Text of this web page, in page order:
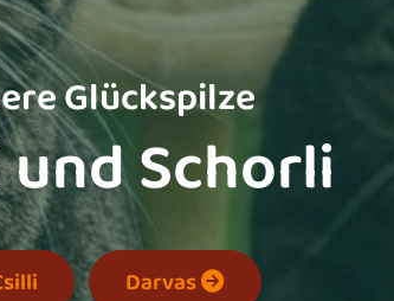
Glückspilze
Schorli
Darvas